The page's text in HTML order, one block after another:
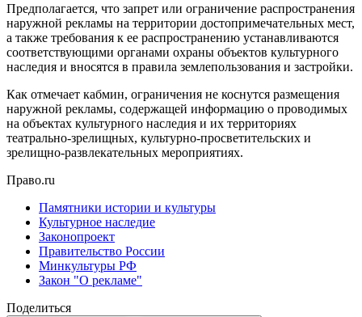
Предполагается, что запрет или ограничение распространения
наружной рекламы на территории достопримечательных мест,
а также требования к ее распространению устанавливаются
соответствующими органами охраны объектов культурного
наследия и вносятся в правила землепользования и застройки.
Как отмечает кабмин, ограничения не коснутся размещения
наружной рекламы, содержащей информацию о проводимых
на объектах культурного наследия и их территориях
театрально-зрелищных, культурно-просветительских и
зрелищно-развлекательных мероприятиях.
Право.ru
Памятники истории и культуры
Культурное наследие
Законопроект
Правительство России
Минкультуры РФ
Закон "О рекламе"
Поделиться